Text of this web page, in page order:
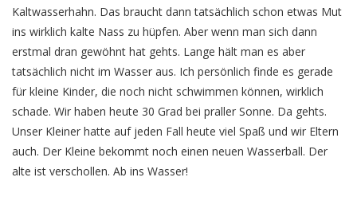
Kaltwasserhahn. Das braucht dann tatsächlich schon etwas Mut
ins wirklich kalte Nass zu hüpfen. Aber wenn man sich dann
erstmal dran gewöhnt hat gehts. Lange hält man es aber
tatsächlich nicht im Wasser aus. Ich persönlich finde es gerade
für kleine Kinder, die noch nicht schwimmen können, wirklich
schade. Wir haben heute 30 Grad bei praller Sonne. Da gehts.
Unser Kleiner hatte auf jeden Fall heute viel Spaß und wir Eltern
auch. Der Kleine bekommt noch einen neuen Wasserball. Der
alte ist verschollen. Ab ins Wasser!